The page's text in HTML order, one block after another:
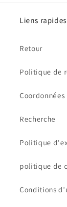
Liens rapides
Retour
Politique de
Coordonnées
Recherche
Politique
politique de
Conditions